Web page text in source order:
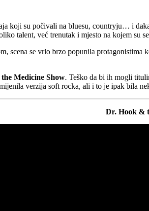
koji su počivali na bluesu, countryju… i
talent, već trenutak i mjesto na kojem su
scena se vrlo brzo popunila
Medicine Show. Teško da bi ih mogli
verzija soft rocka, ali i to je ipak bila
Dr. Hook &